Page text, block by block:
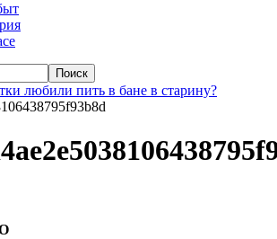
любили пить в бане в старину?